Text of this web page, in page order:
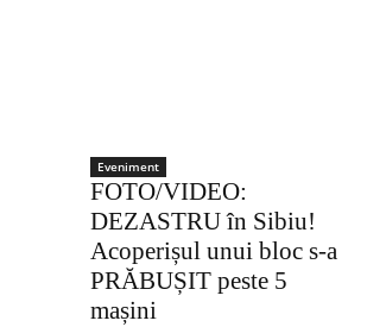
Eveniment
FOTO/VIDEO:
DEZASTRU în Sibiu!
Acoperișul unui bloc s-a
PRĂBUȘIT peste 5
mașini